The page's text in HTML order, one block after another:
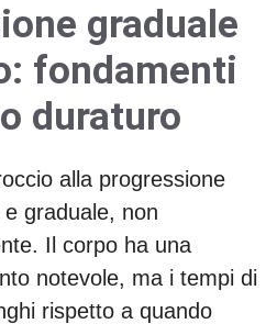
graduale
fondamenti
duraturo
alla progressione
graduale, non
Il corpo ha una
notevole, ma i tempi di
rispetto a quando